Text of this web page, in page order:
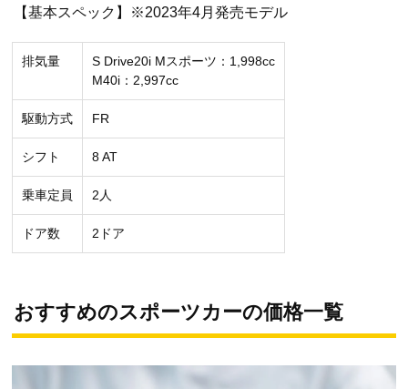
【基本スペック】※2023年4月発売モデル
排気量
S Drive20i Mスポーツ：1,998cc
M40i：2,997cc
駆動方式 FR
シフト 8 AT
乗車定員 2人
ドア数 2ドア
おすすめのスポーツカーの価格一覧